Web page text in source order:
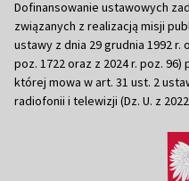
Dofinansowanie ustawowych
związanych z realizacją misji
ustawy z dnia 29 grudnia 1992 r.
poz. 1722 oraz z 2024 r. poz.
której mowa w art. 31 ust. 2
radiofonii i telewizji (Dz. U. z